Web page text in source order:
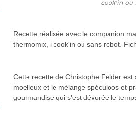
cook'in
Recette réalisée avec le companion
thermomix, i cook'in ou sans robot.
Cette recette de Christophe Felder
moelleux et le mélange spéculoos et
gourmandise qui s'est dévorée le